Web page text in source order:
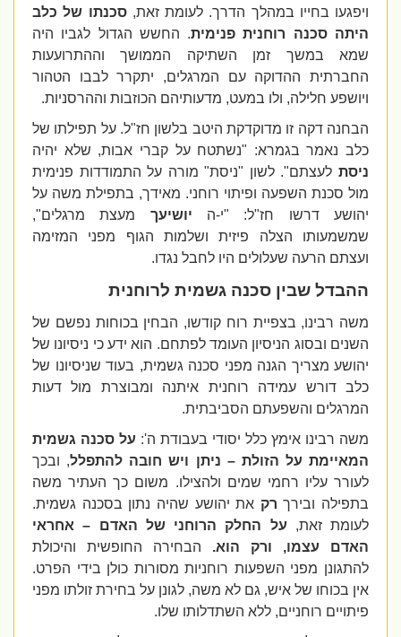
ויפגעו בחייו במהלך הדרך. לעומת זאת, סכנתו של כלב
היתה סכנה רוחנית פנימית. החשש הגדול לגביו היה
שמא במשך זמן השתיקה הממושך וההתרועעות
החברתית ההדוקה עם המרגלים, יתקרר לבבו הטהור
ויושפע חלילה, ולו במעט, מדעותיהם הכוזבות וההרסניות.
הבחנה דקה זו מדוקדקת היטב בלשון חז"ל. על תפילתו של
כלב נאמר בגמרא: "נשתטח על קברי אבות, שלא יהיה
ניסתלעצתם". לשון "ניסת" מורה על התמודדות פנימית
מול סכנת השפעה ופיתוי רוחני. מאידך, בתפילת משה על
יהושע דרשו חז"ל: "י-ה
יושיעךמעצת מרגלים",
שמשמעותו הצלה פיזית ושלמות הגוף מפני המזימה
ועצתם הרעה שעלולים היו לחבל נגדו.
ההבדל שבין סכנה גשמית לרוחנית
משה רבינו, בצפיית רוח קודשו, הבחין בכוחות נפשם של
השנים ובסוג הניסיון העומד לפתחם. הוא ידע כי ניסיונו של
יהושע מצריך הגנה מפני סכנה גשמית, בעוד שניסיונו של
כלב דורש עמידה רוחנית איתנה ומבוצרת מול דעות
המרגלים והשפעתם הסביבתית.
משה רבינו אימץ כלל יסודי בעבודת ה': על סכנה גשמית
המאיימת על הזולת – ניתן ויש חובה להתפלל, ובכך
לעורר עליו רחמי שמים ולהצילו. משום כך העתיר משה
בתפילה ובירךרקאת יהושע שהיה נתון בסכנה גשמית.
לעומת זאת, על החלק הרוחני של האדם – אחראי
האדם עצמו, ורק הוא.
הבחירה החופשית והיכולת
להתגונן מפני השפעות רוחניות מסורות כולן בידי הפרט.
אין בכוחו של איש, גם לא משה, לגונן על בחירת זולתו מפני
פיתויים רוחניים, ללא השתדלותו שלו.